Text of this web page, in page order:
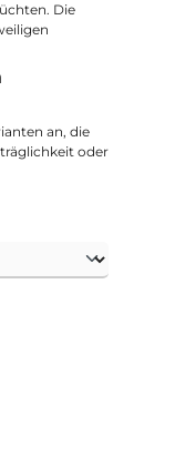
Die
an, die
oder